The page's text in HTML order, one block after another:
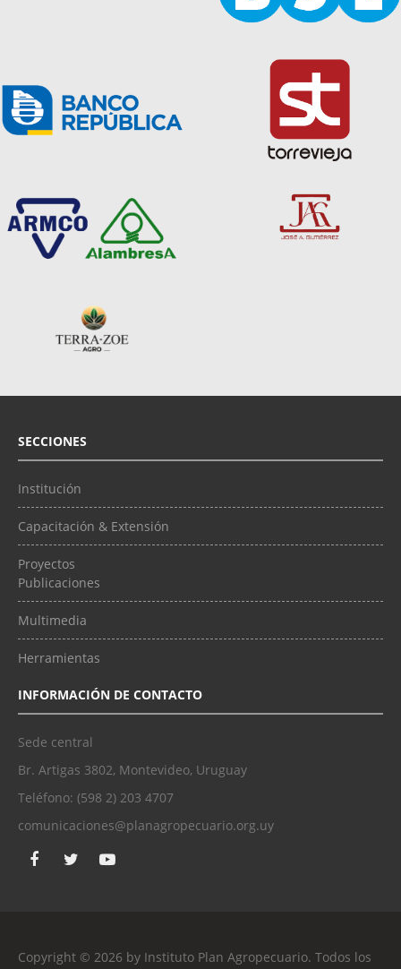
SECCIONES
Institución
Capacitación & Extensión
Proyectos
Publicaciones
Multimedia
Herramientas
INFORMACIÓN DE CONTACTO
Sede central
Br. Artigas 3802, Montevideo, Uruguay
Teléfono: (598 2) 203 4707
comunicaciones@planagropecuario.org.uy
Copyright © 2026 by Instituto Plan Agropecuario. Todos los